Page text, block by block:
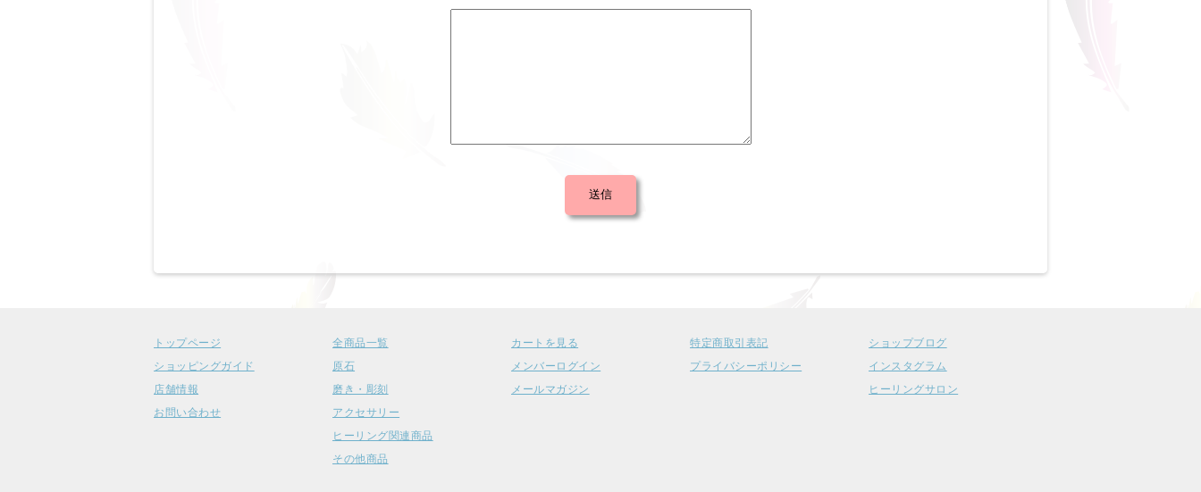
トップページ
ショッピングガイド
店舗情報
お問い合わせ
全商品一覧
原石
磨き・彫刻
アクセサリー
ヒーリング関連商品
その他商品
カートを見る
メンバーログイン
メールマガジン
特定商取引表記
プライバシーポリシー
ショップブログ
インスタグラム
ヒーリングサロン